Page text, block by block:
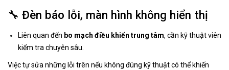
🔧 Đèn báo lỗi, màn hình không hiển thị
Liên quan đến bo mạch điều khiển trung tâm, cần kỹ thuật viên
kiểm tra chuyên sâu.
Việc tự sửa những lỗi trên nếu không đúng kỹ thuật có thể khiến